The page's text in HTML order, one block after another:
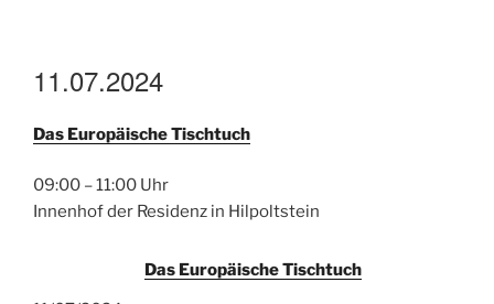
11.07.2024
Das Europäische Tischtuch
09:00 – 11:00 Uhr
Innenhof der Residenz in Hilpoltstein
Das Europäische Tischtuch